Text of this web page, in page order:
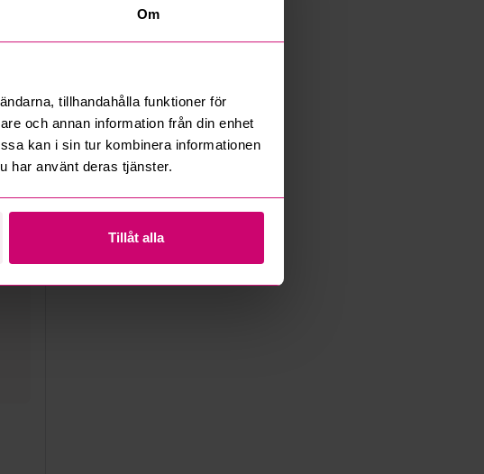
Om
tillhandahålla funktioner för
och annan information från din enhet
kan i sin tur kombinera informationen
har använt deras tjänster.
Tillåt alla